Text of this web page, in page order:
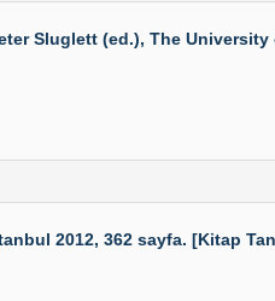
Sluglett (ed.), The
2012, 362 sayfa. [Kitap